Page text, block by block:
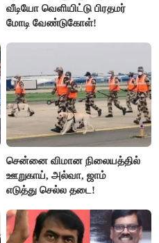
வீடியோ வெளியிட்டு பிரதமர்
மோடி வேண்டுகோள்!
சென்னை விமான நிலையத்தில்
ஊறுகாய், அல்வா, ஜாம்
எடுத்து செல்ல தடை!